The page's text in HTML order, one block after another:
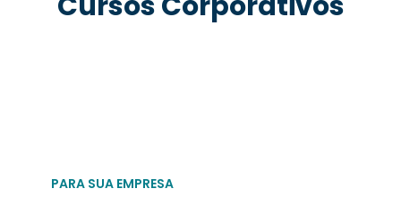
PARA SUA EMPRESA